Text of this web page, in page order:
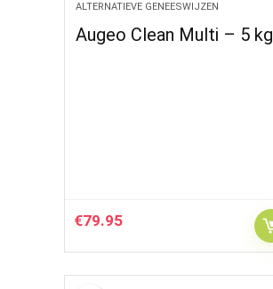
ALTERNATIEVE GENEESWIJZEN
Augeo Clean Multi – 5 kg
€79.95